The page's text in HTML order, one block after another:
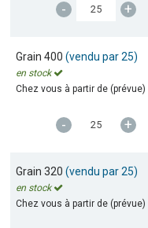
- +
Grain 400(vendu par 25)
en stock
Chez vous à partir de (prévue)
- +
Grain 320(vendu par 25)
en stock
Chez vous à partir de (prévue)